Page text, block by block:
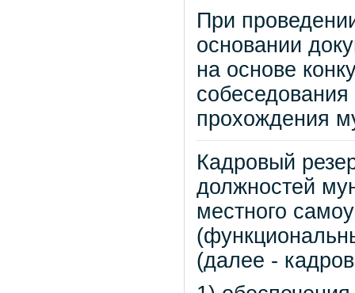
При
основании
на основе
прохождения
Кадровый
должностей
местного
(далее -